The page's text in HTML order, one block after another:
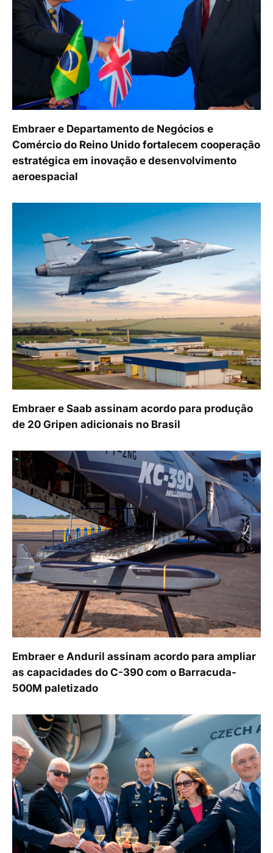
Embraer e Departamento de Negócios e
Comércio do Reino Unido fortalecem cooperação
estratégica em inovação e desenvolvimento
aeroespacial
Embraer e Saab assinam acordo para produção
de 20 Gripen adicionais no Brasil
Embraer e Anduril assinam acordo para ampliar
as capacidades do C-390 com o Barracuda-
500M paletizado